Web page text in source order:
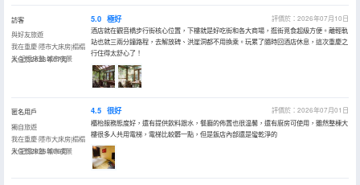
訪客
與好友旅遊
我在重慶·隱市大床房|榻榻
米·記憶床墊·城市夜景
入住於2026年07月
5.0 極好
評價於：2026年07月10日
酒店就在觀音橋步行街核心位置，下樓就是好吃街和各大商場，逛街覓食超級方便。離輕軌
站也就三兩分鐘路程，去解放碑、洪崖洞都不用換乘。玩累了隨時回酒店休息，這次重慶之
行住得太舒心了！
匿名用戶
獨自旅遊
我在重慶·隱市大床房|榻榻
米·記憶床墊·城市夜景
入住於2026年06月
4.5 很好
評價於：2026年07月01日
櫃枱服務態度好，還有提供飲料跟水，餐廳的佈置也很温馨，還有廚房可使用，雖然整棟大
樓很多人共用電梯，電梯比較髒一點，但是飯店內部還是蠻乾淨的